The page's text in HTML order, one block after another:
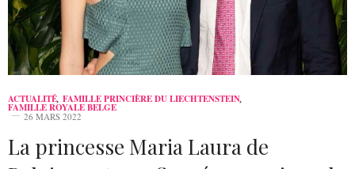
ACTUALITÉ, FAMILLE PRINCIÈRE DU LIECHTENSTEIN,
FAMILLE ROYALE BELGE
26 MARS 2022
La princesse Maria Laura de